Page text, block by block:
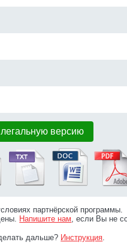
легальную версию
партнёрской программы.
Напишите нам, если Вы не
дальше? Инструкция.